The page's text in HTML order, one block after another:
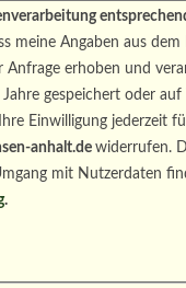
meine Angaben aus
Anfrage erhoben und
gespeichert oder
Einwilligung jederzeit
anhalt.de widerrufen.
mit Nutzerdaten
.